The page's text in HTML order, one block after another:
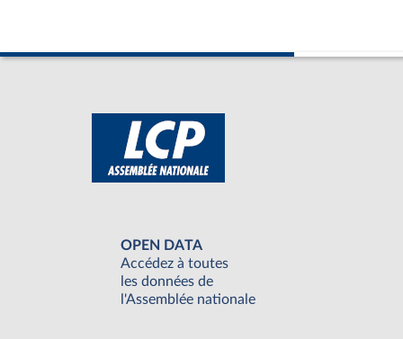
OPEN DATA
Accédez à toutes
les données de
l'Assemblée nationale